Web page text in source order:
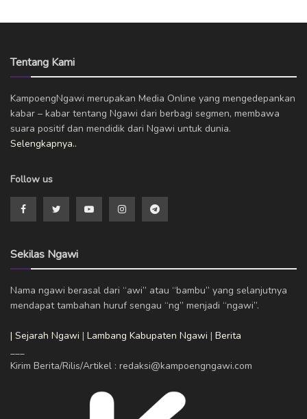
Tentang Kami
KampoengNgawi merupakan Media Online yang mengedepankan
kabar – kabar tentang Ngawi dari berbagi segmen, membawa
suara positif dan mendidik dari Ngawi untuk dunia.
Selengkapnya..
Follow us
Sekilas Ngawi
Nama ngawi berasal dari “awi” atau “bambu” yang selanjutnya
mendapat tambahan huruf sengau “ng” menjadi “ngawi”.
| Sejarah Ngawi | Lambang Kabupaten Ngawi | Berita
Kirim Berita/Rilis/Artikel : redaksi@kampoengngawi.com